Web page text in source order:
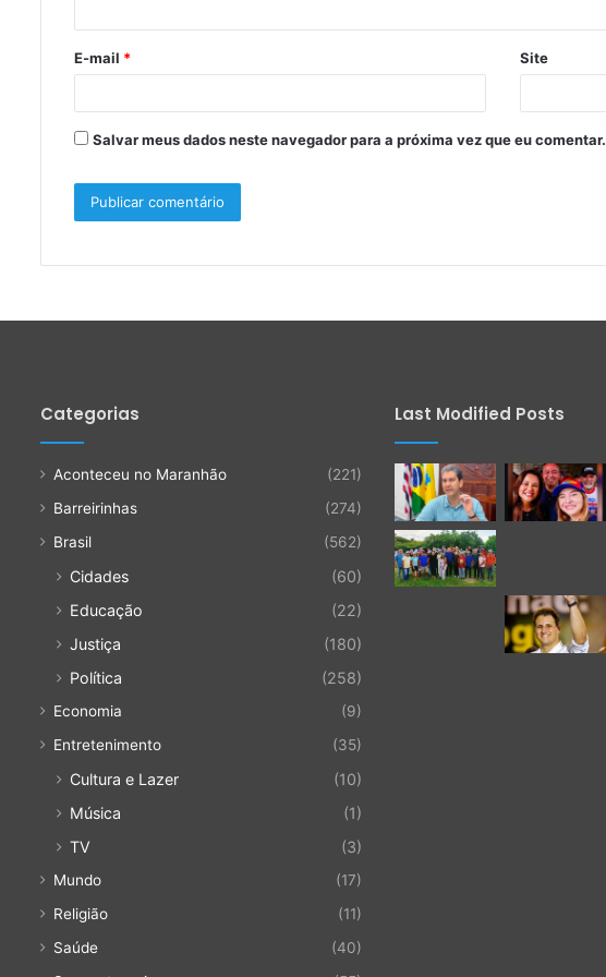
*
E-mail * Site
Salvar meus dados neste navegador para a próxima vez que eu comentar.
Categorias
Aconteceu no Maranhão
(221)
Barreirinhas
(274)
Brasil
(562)
Cidades
(60)
Educação
(22)
Justiça
(180)
Política
(258)
Economia
(9)
Entretenimento
(35)
Cultura e Lazer
(10)
Música
(1)
TV
(3)
Mundo
(17)
Religião
(11)
Saúde
(40)
Last Modified Posts